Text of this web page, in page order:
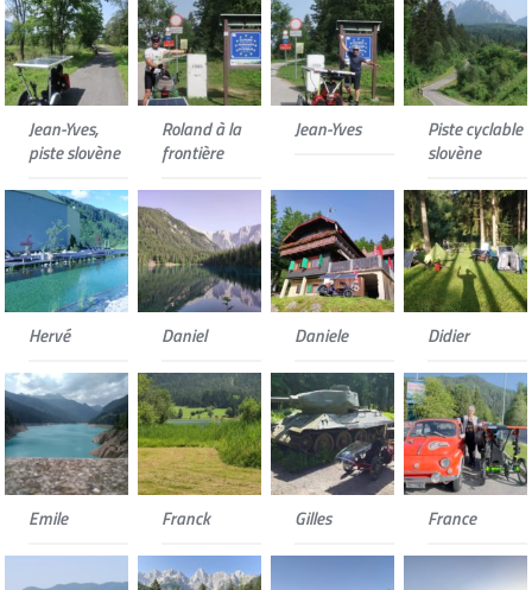
Jean-Yves,
piste slovène
Roland à la
frontière
Jean-Yves
Piste cyclable
slovène
Hervé Daniel Daniele Didier
Emile Franck Gilles France